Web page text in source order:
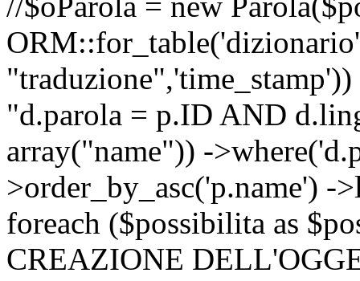
"d.parola = p.ID AND
array("name")) -
>order_by_asc('p.name')
foreach ($possibilita as
CREAZIONE